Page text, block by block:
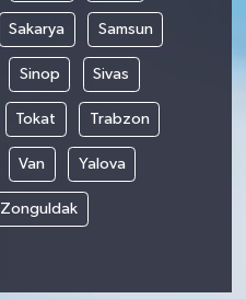
Sakarya Samsun
Sinop Sivas
Tokat Trabzon
Van Yalova
Zonguldak